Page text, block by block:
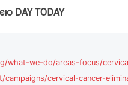
DAY TODAY
what-we-do/areas-focus/
campaigns/cervical-cancer-